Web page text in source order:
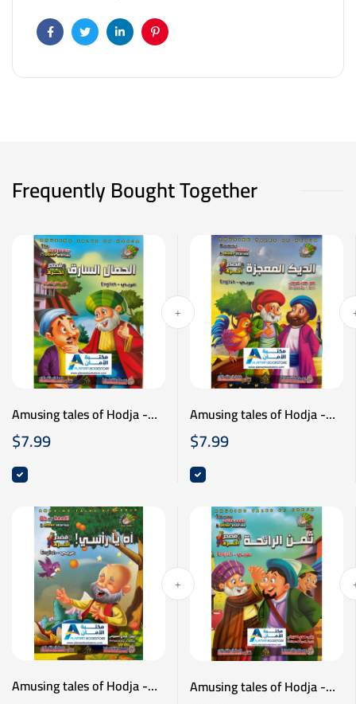
FacebookTwitterLinkedinPinterest
Frequently Bought Together
Amusing tales of Hodja -
نوادر جحا - الحمال السارق -
عربي انكليزي
$7.99
Amusing tales of Hodja -
نوادر جحا - الديك المعجزة -
عربي انكليزي
$7.99
Amusing tales of Hodja -
Amusing tales of Hodja -